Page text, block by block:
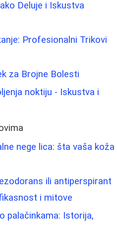
Deluje i Iskustva
Profesionalni Trikovi
za Brojne Bolesti
noktiju - Iskustva i
nege lica: šta vaša koža
ili antiperspirant
i mitove
palačinkama: Istorija,